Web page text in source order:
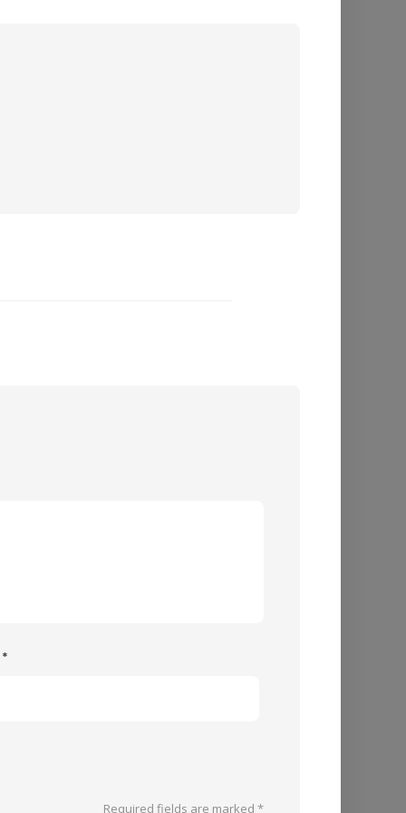
*
Required fields are marked *